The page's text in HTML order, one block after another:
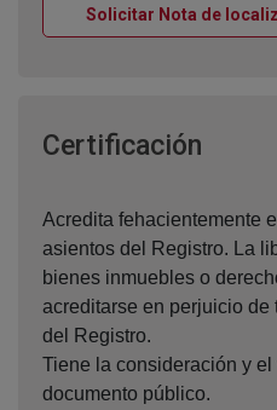
Solicitar Nota de
Certificación
Acredita fehacientemente
asientos del Registro. La
bienes inmuebles o
acreditarse en perjuicio de
del Registro.
Tiene la consideración y
documento público.